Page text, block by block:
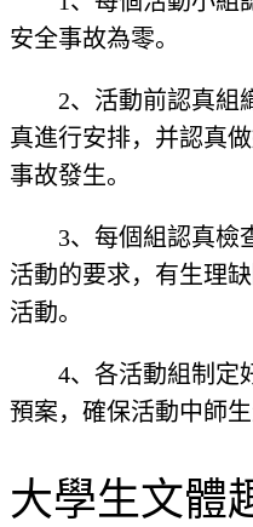
安全事故為零。
2、活動前認真組
真進行安排，并認真
事故發生。
3、每個組認真檢
活動的要求，有生理
活動。
4、各活動組制定
預案，確保活動中師生
大學生文體